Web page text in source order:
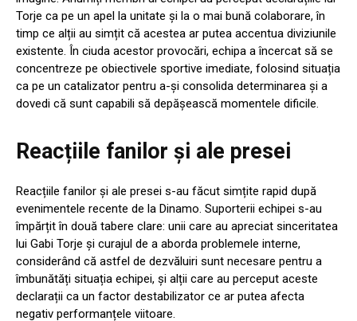
Torje ca pe un apel la unitate și la o mai bună colaborare, în
timp ce alții au simțit că acestea ar putea accentua diviziunile
existente. În ciuda acestor provocări, echipa a încercat să se
concentreze pe obiectivele sportive imediate, folosind situația
ca pe un catalizator pentru a-și consolida determinarea și a
dovedi că sunt capabili să depășească momentele dificile.
Reacțiile fanilor și ale presei
Reacțiile fanilor și ale presei s-au făcut simțite rapid după
evenimentele recente de la Dinamo. Suporterii echipei s-au
împărțit în două tabere clare: unii care au apreciat sinceritatea
lui Gabi Torje și curajul de a aborda problemele interne,
considerând că astfel de dezvăluiri sunt necesare pentru a
îmbunătăți situația echipei, și alții care au perceput aceste
declarații ca un factor destabilizator ce ar putea afecta
negativ performanțele viitoare.